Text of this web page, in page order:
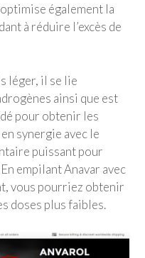
également la
à réduire l’excès de
léger, il se lie
ainsi que est
pour obtenir les
synergie avec le
puissant pour
empilant Anavar avec
vous pourriez obtenir
doses plus faibles.